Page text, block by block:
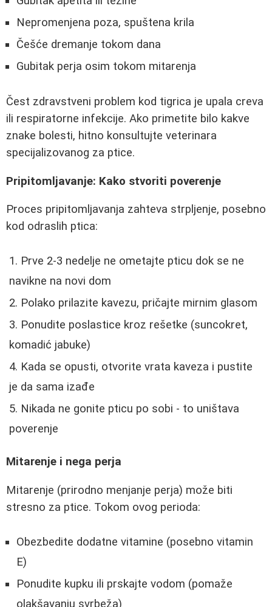
Nepromenjena poza, spuštena krila
Češće dremanje tokom dana
Gubitak perja osim tokom mitarenja
Čest zdravstveni problem kod tigrica je upala creva
ili respiratorne infekcije. Ako primetite bilo kakve
znake bolesti, hitno konsultujte veterinara
specijalizovanog za ptice.
Pripitomljavanje: Kako stvoriti poverenje
Proces pripitomljavanja zahteva strpljenje, posebno
kod odraslih ptica:
Prve 2-3 nedelje ne ometajte pticu dok se ne
navikne na novi dom
Polako prilazite kavezu, pričajte mirnim glasom
Ponudite poslastice kroz rešetke (suncokret,
komadić jabuke)
Kada se opusti, otvorite vrata kaveza i pustite
je da sama izađe
Nikada ne gonite pticu po sobi - to uništava
poverenje
Mitarenje i nega perja
Mitarenje (prirodno menjanje perja) može biti
stresno za ptice. Tokom ovog perioda:
Obezbedite dodatne vitamine (posebno vitamin
E)
Ponudite kupku ili prskajte vodom (pomaže
olakšavanju svrbeža)